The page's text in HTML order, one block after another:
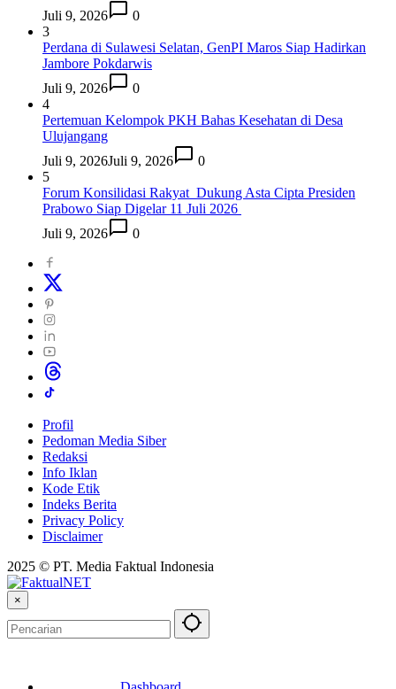
Juli 9, 2026
0
3
Perdana di Sulawesi Selatan, GenPI Maros Siap Hadirkan
Jambore Pokdarwis
Juli 9, 2026
0
4
Pertemuan Kelompok PKH Bahas Kesehatan di Desa
Ulujangang
Juli 9, 2026Juli 9, 2026
0
5
Forum Konsilidasi Rakyat Dukung Asta Cipta Presiden
Prabowo Siap Digelar 11 Juli 2026
Juli 9, 2026
0
Profil
Pedoman Media Siber
Redaksi
Info Iklan
Kode Etik
Indeks Berita
Privacy Policy
Disclaimer
2025 © PT. Media Faktual Indonesia
×